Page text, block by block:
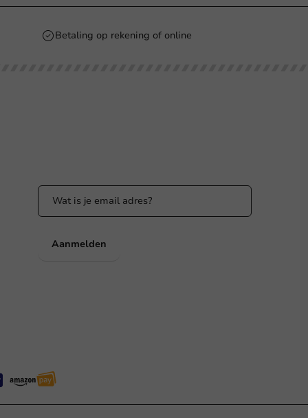
Betaling op rekening of online
Aanmelden